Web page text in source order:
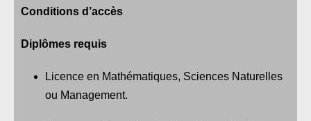
Conditions d’accès
Diplômes requis
Licence en Mathématiques, Sciences Naturelles
ou Management.